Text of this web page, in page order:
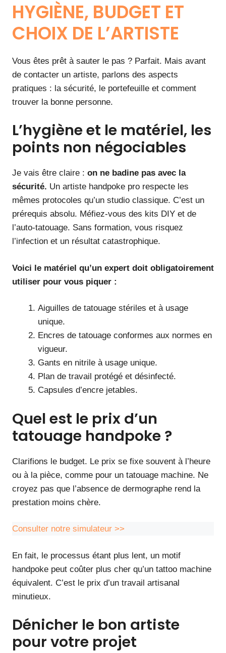
HYGIÈNE, BUDGET ET
CHOIX DE L’ARTISTE
Vous êtes prêt à sauter le pas ? Parfait. Mais avant
de contacter un artiste, parlons des aspects
pratiques : la sécurité, le portefeuille et comment
trouver la bonne personne.
L’hygiène et le matériel, les
points non négociables
Je vais être claire : on ne badine pas avec la
sécurité. Un artiste handpoke pro respecte les
mêmes protocoles qu’un studio classique. C’est un
prérequis absolu. Méfiez-vous des kits DIY et de
l’auto-tatouage. Sans formation, vous risquez
l’infection et un résultat catastrophique.
Voici le matériel qu’un expert doit obligatoirement
utiliser pour vous piquer :
Aiguilles de tatouage stériles et à usage
unique.
Encres de tatouage conformes aux normes en
vigueur.
Gants en nitrile à usage unique.
Plan de travail protégé et désinfecté.
Capsules d’encre jetables.
Quel est le prix d’un
tatouage handpoke ?
Clarifions le budget. Le prix se fixe souvent à l’heure
ou à la pièce, comme pour un tatouage machine. Ne
croyez pas que l’absence de dermographe rend la
prestation moins chère.
Consulter notre simulateur >>
En fait, le processus étant plus lent, un motif
handpoke peut coûter plus cher qu’un tattoo machine
équivalent. C’est le prix d’un travail artisanal
minutieux.
Dénicher le bon artiste
pour votre projet